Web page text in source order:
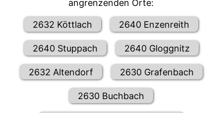
angrenzenden Orte:
2632 Köttlach 2640 Enzenreith
2640 Stuppach 2640 Gloggnitz
2632 Altendorf 2630 Grafenbach
2630 Buchbach